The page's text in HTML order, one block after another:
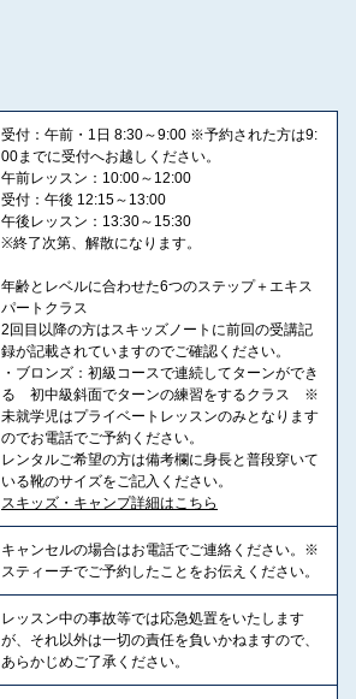
受付：午前・1日 8:30～9:00 ※予約された方は9:
00までに受付へお越しください。
午前レッスン：10:00～12:00
受付：午後 12:15～13:00
午後レッスン：13:30～15:30
※終了次第、解散になります。
年齢とレベルに合わせた6つのステップ＋エキス
パートクラス
2回目以降の方はスキッズノートに前回の受講記
録が記載されていますのでご確認ください。
・ブロンズ：初級コースで連続してターンができ
る 初中級斜面でターンの練習をするクラス ※
未就学児はプライベートレッスンのみとなります
のでお電話でご予約ください。
レンタルご希望の方は備考欄に身長と普段穿いて
いる靴のサイズをご記入ください。
スキッズ・キャンプ詳細はこちら
キャンセルの場合はお電話でご連絡ください。※
スティーチでご予約したことをお伝えください。
レッスン中の事故等では応急処置をいたします
が、それ以外は一切の責任を負いかねますので、
あらかじめご了承ください。